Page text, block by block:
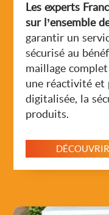
Les experts
sur l’ensemble
garantir un
sécurisé au
maillage
une réactivité et
digitalisée, la
produits.
DÉCOUVRIR